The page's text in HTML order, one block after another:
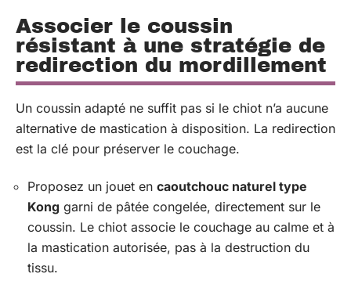
Associer le coussin
résistant à une stratégie de
redirection du mordillement
Un coussin adapté ne suffit pas si le chiot n’a aucune
alternative de mastication à disposition. La redirection
est la clé pour préserver le couchage.
Proposez un jouet en caoutchouc naturel type
Kong garni de pâtée congelée, directement sur le
coussin. Le chiot associe le couchage au calme et à
la mastication autorisée, pas à la destruction du
tissu.